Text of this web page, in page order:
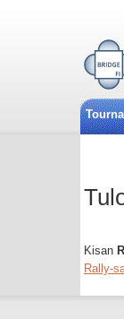
Kisan
Rally-